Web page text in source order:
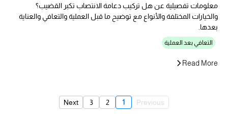
معلومات تفصيلية عن هل تركيب دعامة الانتصاب تكبر القضيب؟
والخيارات المختلفة والأنواع مع توضيح ما قبل العملية والتعافي والعناية
بعدها.
التعافي بعد العملية
Read More
Previous
1
2
3
Next